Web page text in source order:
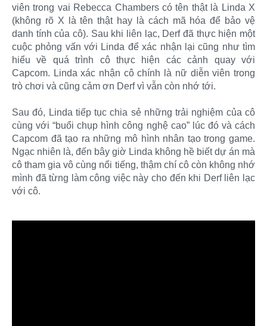
viên trong vai Rebecca Chambers có tên thật là Linda X
(không rõ X là tên thật hay là cách mã hóa để bảo vệ
danh tính của cô). Sau khi liên lạc, Derf đã thực hiện một
cuộc phỏng vấn với Linda để xác nhận lại cũng như tìm
hiểu về quá trình cô thực hiện các cảnh quay với
Capcom. Linda xác nhận cô chính là nữ diễn viên trong
trò chơi và cũng cảm ơn Derf vì vẫn còn nhớ tới.
Sau đó, Linda tiếp tục chia sẻ những trải nghiệm của cô
cùng với “buổi chụp hình công nghệ cao” lúc đó và cách
Capcom đã tạo ra những mô hình nhân tạo trong game.
Ngạc nhiên là, đến bây giờ Linda không hề biết dự án mà
cô tham gia vô cùng nổi tiếng, thậm chí cô còn không nhớ
mình đã từng làm công việc này cho đến khi Derf liên lạc
với cô.